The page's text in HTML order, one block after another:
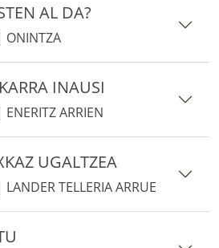
AL DA?
ONINTZA
INAUSI
ARRIEN
UGALTZEA
TELLERIA ARRUE